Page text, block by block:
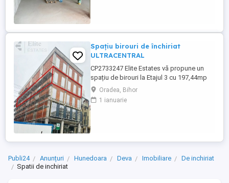
Spațiu birouri de închiriat
ULTRACENTRAL
CP2733247 Elite Estates vă propune un
spațiu de birouri la Etajul 3 cu 197,44mp
utili de Închiriat ULTRACENTRAL Spațiul
de birouri este situat într-o zona
ultracentrală (Între Baroul Bihor și
Oradea, Bihor
1 ianuarie
Publi24 Anunțuri Hunedoara Deva Imobiliare
De inchiriat
Spatii de inchiriat